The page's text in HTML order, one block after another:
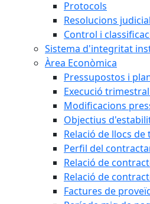
Protocols
Resolucions
Control i
Sistema d'integritat
Àrea Econòmica
Pressupostos i
Execució
Modificacions
Objectius
Relació de llocs
Perfil del
Relació de
Relació de
Factures de